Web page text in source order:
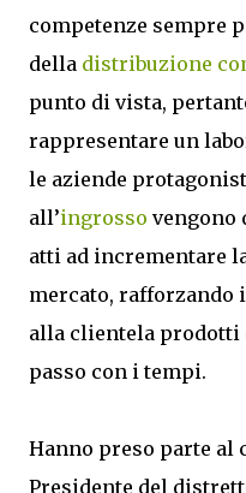
competenze sempre
della distribuzione
punto di vista,
rappresentare un
le aziende
all’ingrosso vengono
atti ad incrementare
mercato,
alla clientela prodotti
passo con i tempi.
Hanno preso parte al
Presidente del